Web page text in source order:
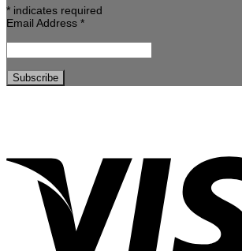
* indicates required
Email Address *